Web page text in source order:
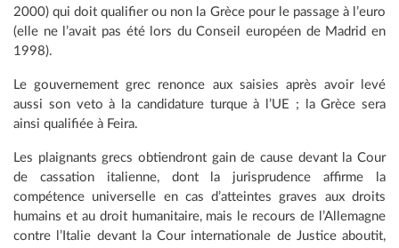
2000) qui doit qualifier ou non la Grèce pour le passage à l’euro
(elle ne l’avait pas été lors du Conseil européen de Madrid en
1998).
Le gouvernement grec renonce aux saisies après avoir levé
aussi son veto à la candidature turque à l’UE ; la Grèce sera
ainsi qualifiée à Feira.
Les plaignants grecs obtiendront gain de cause devant la Cour
de cassation italienne, dont la jurisprudence affirme la
compétence universelle en cas d’atteintes graves aux droits
humains et au droit humanitaire, mais le recours de l’Allemagne
contre l’Italie devant la Cour internationale de Justice aboutit,